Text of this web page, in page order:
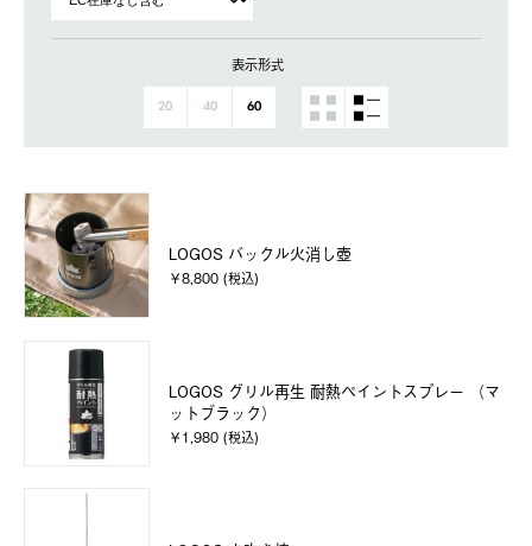
表示形式
20 40 60
LOGOS バックル火消し壺
￥8,800 (税込)
LOGOS グリル再生 耐熱ペイントスプレー （マ
ットブラック）
￥1,980 (税込)